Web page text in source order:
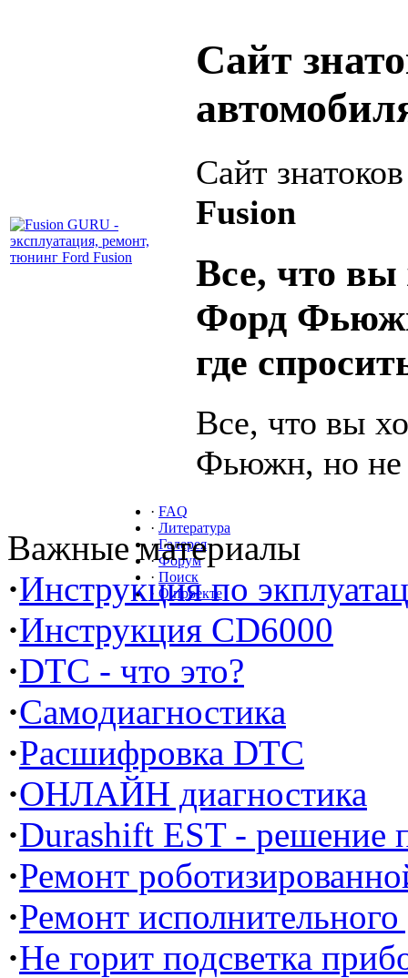
Сайт
Сайт
Fusion
Все, что вы
Форд
где
Все, что вы
Фьюжн, но не
· FAQ
· Литература
· Галерея
· Форум
· Поиск
· О проекте
Важные материалы
·Инструкция по
·Инструкция CD6000
·DTC - что это?
·Самодиагностика
·Расшифровка DTC
·ОНЛАЙН диагностика
·Durashift EST - решение
·Ремонт
·Ремонт
·Не горит подсветка